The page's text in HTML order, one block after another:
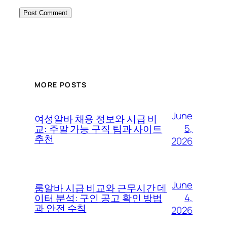
MORE POSTS
여성알바 채용 정보와 시급 비
교: 주말 가능 구직 팁과 사이트
추천
June
5,
2026
룸알바 시급 비교와 근무시간 데
이터 분석: 구인 공고 확인 방법
과 안전 수칙
June
4,
2026